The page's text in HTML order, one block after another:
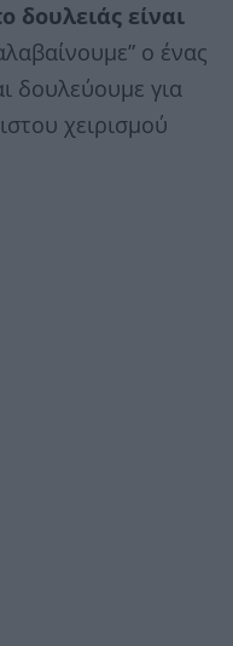
δουλειάς είναι
ο ένας
δουλεύουμε για
χειρισμού